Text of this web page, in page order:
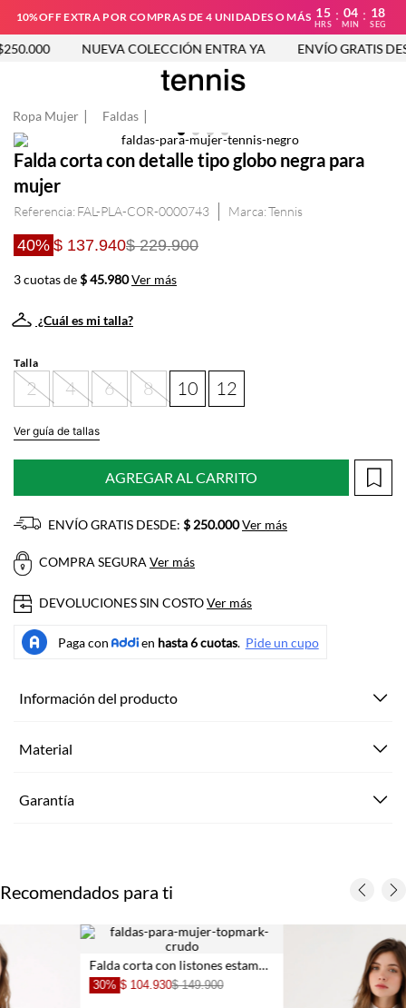
10%OFF EXTRA POR COMPRAS DE 4 UNIDADES O MÁS 15
HRS
: 04
MIN
: 18
SEG
NUEVA COLECCIÓN ENTRA YA ENVÍO GRATIS
Ropa Mujer Faldas
Falda corta con detalle tipo globo negra para
mujer
Referencia: FAL-PLA-COR-0000743 Tennis
40% $ 137.940$ 229.900
3 cuotas de$ 45.980Ver más
¿Cuál es mi talla?
Talla
2 4 6 8 10 12
Ver guía de tallas
AGREGAR AL CARRITO
ENVÍO GRATIS DESDE: $ 250.000Ver más
COMPRA SEGURA Ver más
DEVOLUCIONES SIN COSTOVer más
Información del producto
Material
Garantía
Recomendados para ti
Falda corta con listones estampada para mujer
$ 149.900